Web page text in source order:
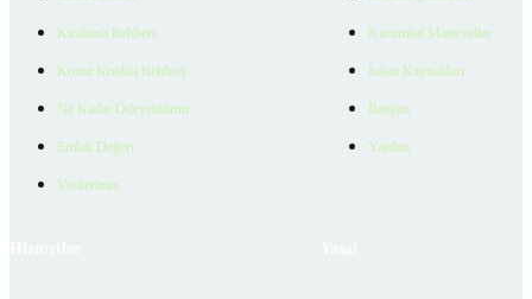
Kiralama Rehberi
Konut Kredisi Rehberi
Ne Kadar Ödeyebilirim
Emlak Değeri
Verilerimiz
Kurumsal Materyaller
İnsan Kaynakları
İletişim
Yardım